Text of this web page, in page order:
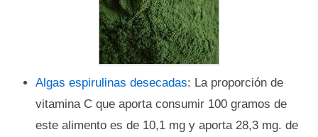
Algas espirulinas desecadas: La proporción de
vitamina C que aporta consumir 100 gramos de
este alimento es de 10,1 mg y aporta 28,3 mg. de